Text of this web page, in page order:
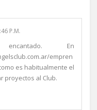
P.M.
En
empren
es habitualmente el
proyectos al Club.